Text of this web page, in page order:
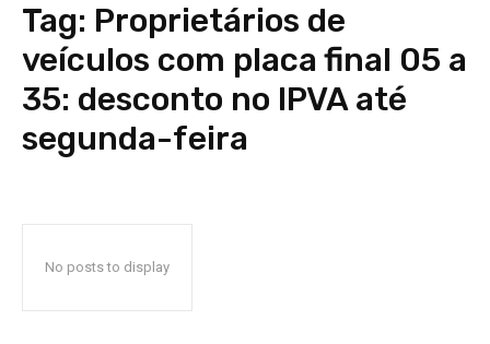
Tag: Proprietários de
veículos com placa final 05 a
35: desconto no IPVA até
segunda-feira
No posts to display